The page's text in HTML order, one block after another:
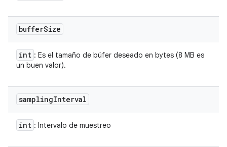
bufferSize
int : Es el tamaño de búfer deseado en bytes (8 MB es
un buen valor).
samplingInterval
int : Intervalo de muestreo